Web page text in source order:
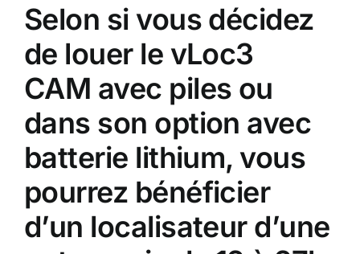
Selon si vous décidez
de louer le vLoc3
CAM avec piles ou
dans son option avec
batterie lithium, vous
pourrez bénéficier
d’un localisateur d’une